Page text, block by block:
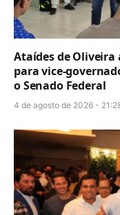
Ataídes de Oliveira
para vice-
o Senado Federal
4 de agosto de 2026 -